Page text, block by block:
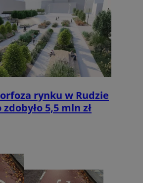
rynku w Rudzie
5,5 mln zł